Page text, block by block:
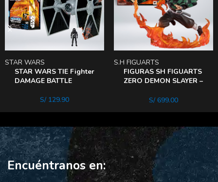
STAR WARS TIE Fighter
DAMAGE BATTLE
STAR WARS
S/129.90
FIGURAS SH FIGUARTS
ZERO DEMON SLAYER –
S.H FIGUARTS
S/699.00
Encuéntranos en: